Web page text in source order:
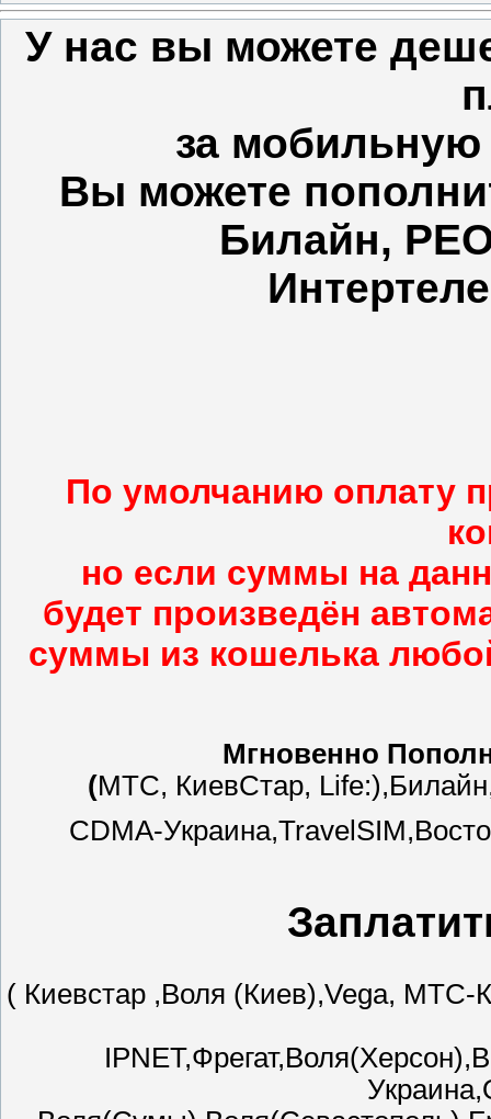
У нас вы можете
за мобильную
Вы можете
Билайн,
По умолчанию оплату
но если суммы на
будет произведён
суммы из кошелька
Мгновенно
(МТС, КиевСтар,
CDMA-
( Киевстар ,Воля (Киев),Vega, МТС-